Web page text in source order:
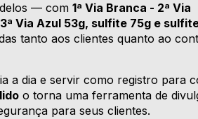
— com1ª Via Branca - 2ª Via
Via Azul 53g, sulfite 75g e
tanto aos clientes quanto ao
a dia e servir como registro para
o torna uma ferramenta de
para seus clientes.